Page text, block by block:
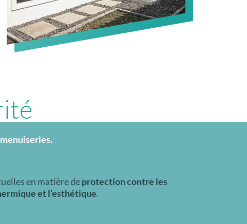
en matière deprotection contre les
et l’esthétique.